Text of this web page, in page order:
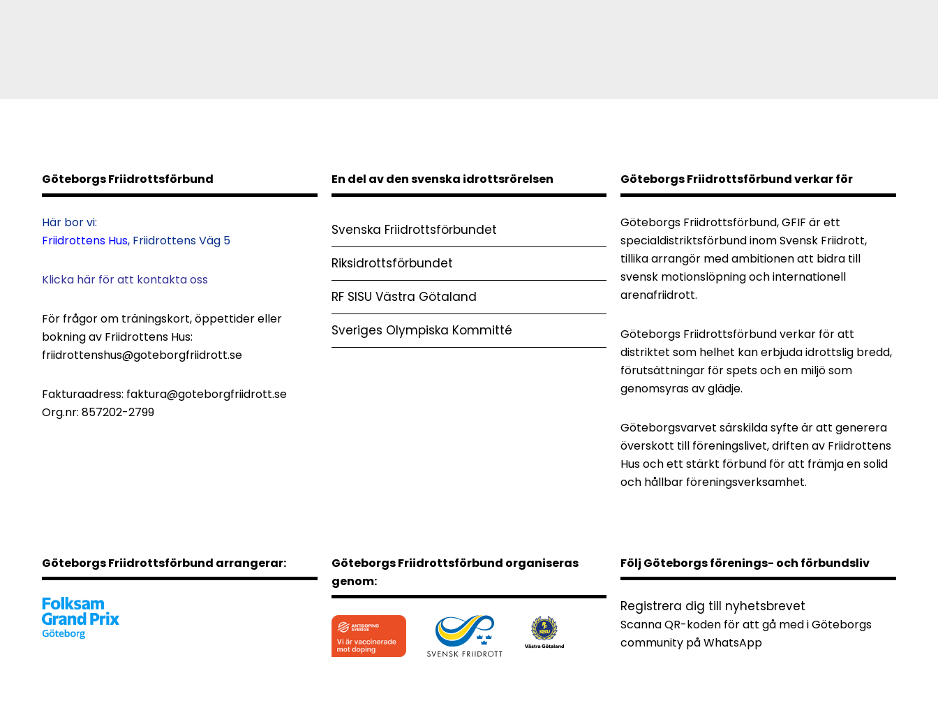
Göteborgs Friidrottsförbund
Här bor vi:
Friidrottens Hus, Friidrottens Väg 5
Klicka här för att kontakta oss
För frågor om träningskort, öppettider eller
bokning av Friidrottens Hus:
friidrottenshus@goteborgfriidrott.se
Fakturaadress: faktura@goteborgfriidrott.se
Org.nr: 857202-2799
En del av den svenska idrottsrörelsen
Svenska Friidrottsförbundet
Riksidrottsförbundet
RF SISU Västra Götaland
Sveriges Olympiska Kommitté
Göteborgs Friidrottsförbund verkar för
Göteborgs Friidrottsförbund, GFIF är ett
specialdistriktsförbund inom Svensk Friidrott,
tillika arrangör med ambitionen att bidra till
svensk motionslöpning och internationell
arenafriidrott.
Göteborgs Friidrottsförbund verkar för att
distriktet som helhet kan erbjuda idrottslig bredd,
förutsättningar för spets och en miljö som
genomsyras av glädje.
Göteborgsvarvet särskilda syfte är att generera
överskott till föreningslivet, driften av Friidrottens
Hus och ett stärkt förbund för att främja en solid
och hållbar föreningsverksamhet.
Göteborgs Friidrottsförbund arrangerar:
Göteborgs Friidrottsförbund organiseras
genom:
Följ Göteborgs förenings- och förbundsliv
Registrera dig till nyhetsbrevet
Scanna QR-koden för att gå med i Göteborgs
community på WhatsApp